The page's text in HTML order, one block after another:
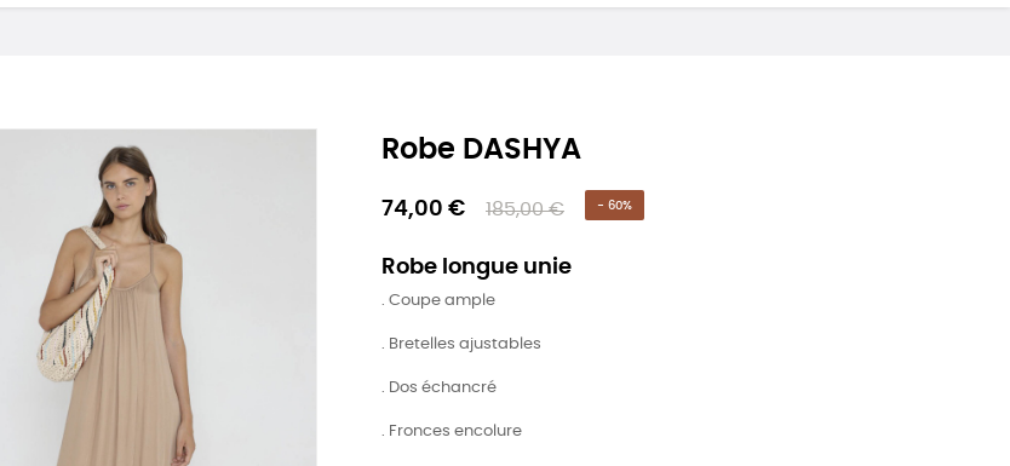
Robe DASHYA
74,00 € 185,00 € - 60%
Robe longue unie
. Coupe ample
. Bretelles ajustables
. Dos échancré
. Fronces encolure